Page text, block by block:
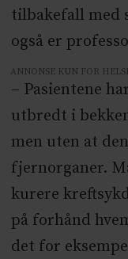
tilbakefall med
også er
ANNONSE KUN FOR
– Pasientene
utbredt i
men uten at
fjernorganer.
kurere
på forhånd
det for